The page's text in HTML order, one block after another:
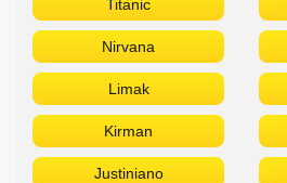
Titanic
Nirvana
Limak
Kirman
Justiniano